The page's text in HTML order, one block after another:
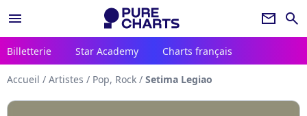
menu newsletter search
Billetterie Star Academy Charts français
Accueil / Artistes / Pop, Rock / Setima Legiao